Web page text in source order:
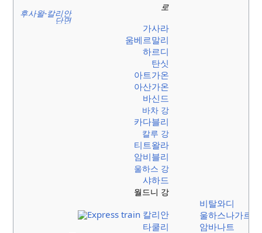
로
후사왈-칼리안
단면
가사라
움베르말리
하르디
탄싯
아트가온
아산가온
바신드
바차 강
카다블리
칼루 강
티트왈라
암비블리
울하스 강
샤하드
월드니 강
비탈와디
칼리안
울하스나가르
타쿨리
암바나트